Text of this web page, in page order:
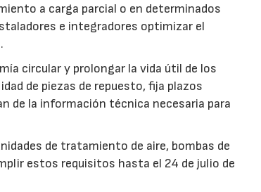
a carga parcial o en determinados
e integradores optimizar el
circular y prolongar la vida útil de los
de piezas de repuesto, fija plazos
de la información técnica necesaria para
de tratamiento de aire, bombas de
estos requisitos hasta el 24 de julio de